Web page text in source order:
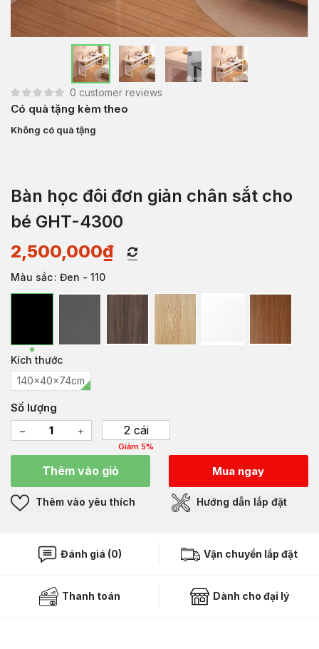
0 customer reviews
Có quà tặng kèm theo
Không có quà tặng
Bàn học đôi đơn giản chân sắt cho
bé GHT-4300
2,500,000₫
Màu sắc: Đen - 110
Kích thước
140x40x74cm
Số lượng
2 cái
Giảm 5%
Thêm vào giỏ Mua ngay
Thêm vào yêu thích Hướng dẫn lắp đặt
Đánh giá (0) Vận chuyển lắp đặt
Thanh toán Dành cho đại lý